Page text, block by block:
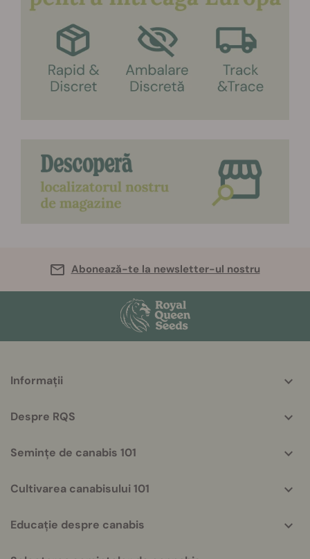
Abonează-te la newsletter-ul nostru
helpful
Informații
Despre RQS
Semințe de canabis 101
Cultivarea canabisului 101
Educație despre canabis